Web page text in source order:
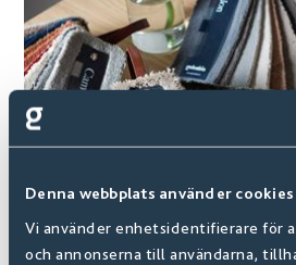
Denna webbplats använder cookies
Vi använder enhetsidentifierare för
och annonserna till användarna,